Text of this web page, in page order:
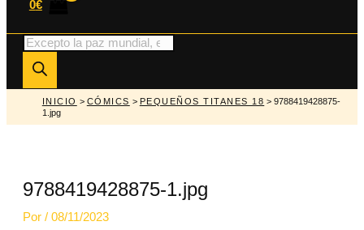
0€
Búsqueda
de
productos
INICIO > CÓMICS > PEQUEÑOS TITANES 18 > 9788419428875-
1.jpg
9788419428875-1.jpg
Por / 08/11/2023